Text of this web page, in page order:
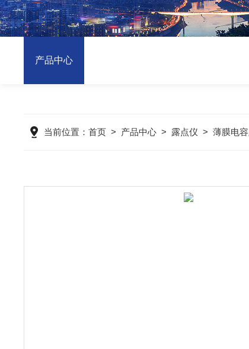
产品中心
当前位置：首页 > 产品中心 > 露点仪 >薄膜电